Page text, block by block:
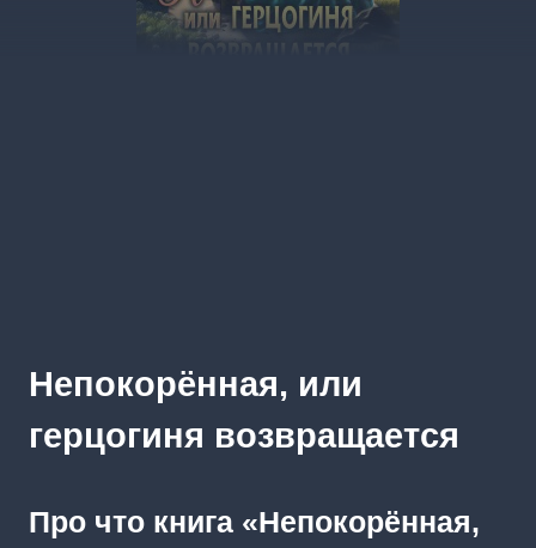
Непокорённая, или
герцогиня возвращается
Про что книга «Непокорённая,